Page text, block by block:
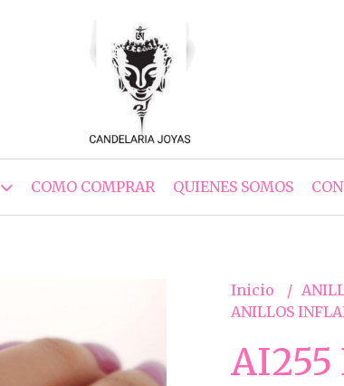
COMO COMPRAR QUIENES SOMOS
Inicio
ANILLOS
AI255